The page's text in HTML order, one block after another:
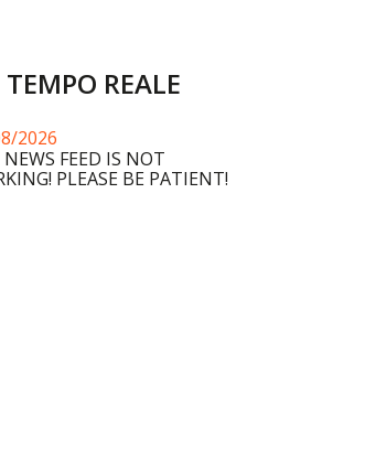
REALE
2026
FEED IS NOT
PLEASE BE PATIENT!